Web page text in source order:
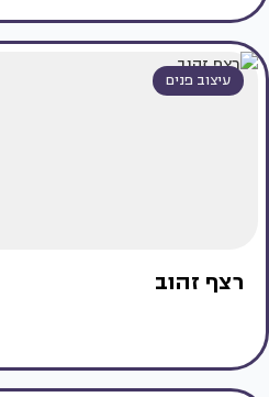
עיצוב פנים
רצף זהוב